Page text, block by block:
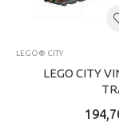
LEGO® CITY
LEGO CITY
194,70